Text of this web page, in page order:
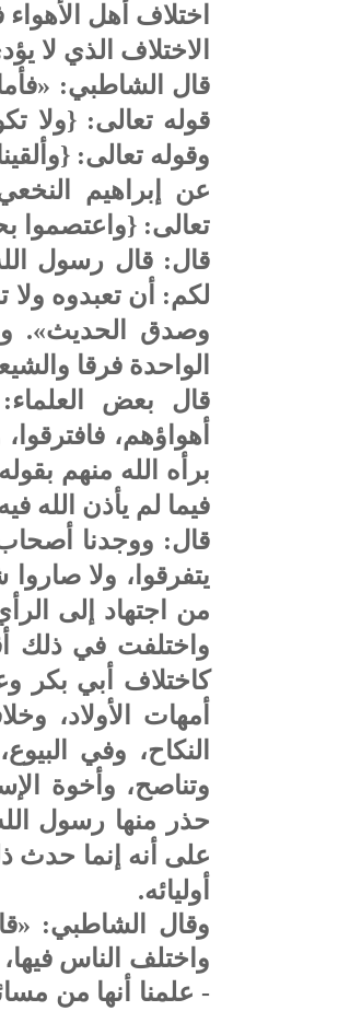
اختلاف أهل
الاختلاف الذي لا
قال الشاطبي: «فأما
قوله تعالى: {ولا
وقوله تعالى:
عن إبراهيم
تعالى: {واعتصموا
قال: قال رسول
لكم: أن تعبدوه ولا
وصدق الحديث».
الواحدة فرقا
قال بعض العلماء:
أهواؤهم،
برأه الله منهم
فيما لم يأذن الله
قال: ووجدنا
يتفرقوا، ولا صاروا
من اجتهاد إلى
واختلفت في ذلك
كاختلاف أبي بكر
أمهات الأولاد،
النكاح، وفي
وتناصح، وأخوة
حذر منها رسول
على أنه إنما حدث
أوليائه.
وقال الشاطبي:
واختلف الناس
- علمنا أنها من